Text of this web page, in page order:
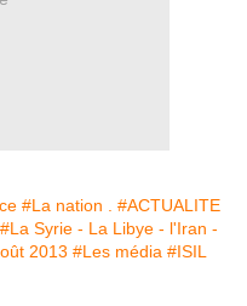
#La nation .
#ACTUALITE
#La Syrie - La Libye - l'Iran -
2013 #Les média #ISIL